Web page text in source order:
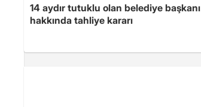
14 aydır tutuklu olan belediye başkanı
hakkında tahliye kararı